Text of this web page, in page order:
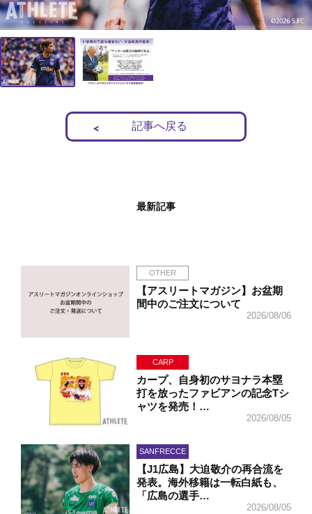
記事へ戻る
最新記事
OTHER
【アスリートマガジン】お盆期
間中のご注文について
2026/08/06
CARP
カープ、自身初のサヨナラ本塁
打を放ったファビアンの記念Tシ
ャツを発売！…
2026/08/05
SANFRECCE
【J1広島】大迫敬介の再合流を
発表。海外移籍は一転白紙も、
「広島の選手…
2026/08/05